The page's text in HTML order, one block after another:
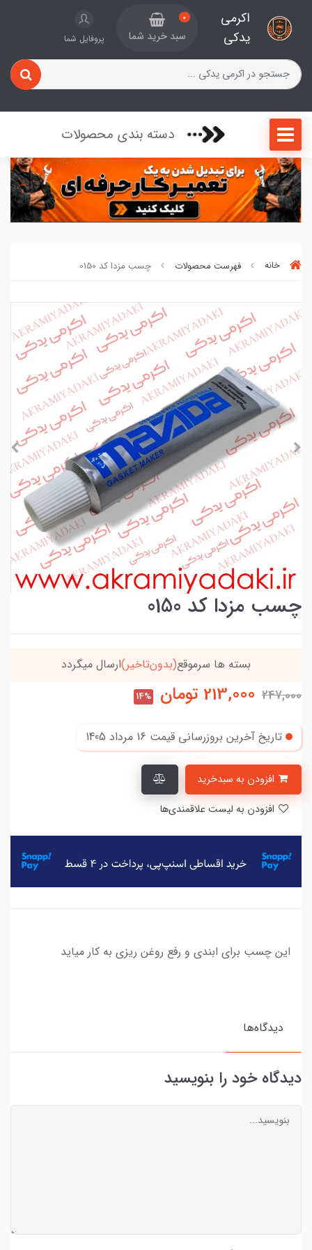
اکرمی
یدکی
0
سبد خرید شما پروفایل شما
دسته بندی محصولات
خانه فهرست محصولات چسب مزدا کد 0150
چسب مزدا کد 0150
بسته ها سرموقع(بدون‌تاخیر)ارسال میگردد
247,000
213,000 تومان 14%
تاریخ آخرین بروزرسانی قیمت 16 مرداد 1405
این چسب برای ابندی و رفع روغن ریزی به کار میاید
دیدگاه‌ها
دیدگاه خود را بنویسید